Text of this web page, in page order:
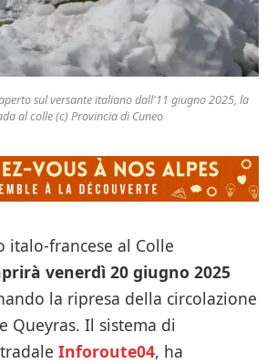
sul versante italiano dall'11 giugno 2025, la
al colle (c) Provincia di Cuneo
al Colle
venerdì 20 giugno 2025
la ripresa della circolazione
Queyras. Il sistema di
Inforoute04, ha